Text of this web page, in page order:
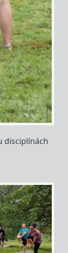
disciplínách